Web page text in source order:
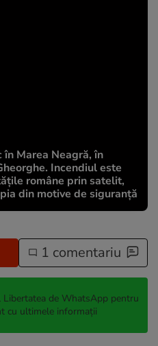
Marea Neagră, în
Incendiul este
române prin satelit,
din motive de siguranță
1 comentariu
de WhatsApp pentru
cu ultimele informații